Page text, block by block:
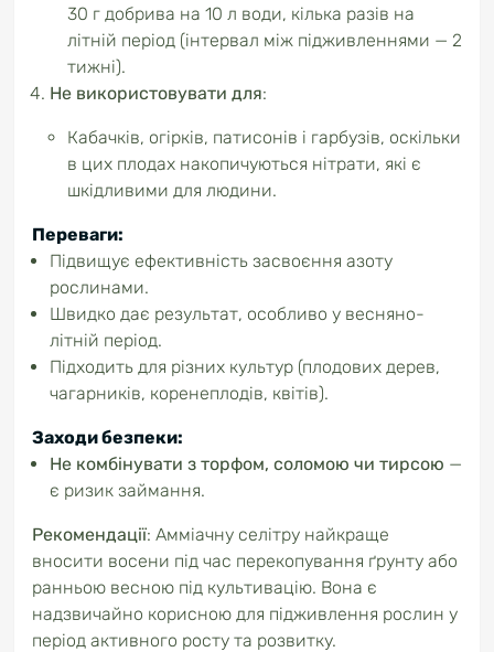
30 г добрива на 10 л води, кілька разів на
літній період (інтервал між підживленнями — 2
тижні).
Не використовувати для:
Кабачків, огірків, патисонів і гарбузів, оскільки
в цих плодах накопичуються нітрати, які є
шкідливими для людини.
Переваги:
Підвищує ефективність засвоєння азоту
рослинами.
Швидко дає результат, особливо у весняно-
літній період.
Підходить для різних культур (плодових дерев,
чагарників, коренеплодів, квітів).
Заходи безпеки:
Не комбінувати з торфом, соломою чи тирсою —
є ризик займання.
Рекомендації: Амміачну селітру найкраще
вносити восени під час перекопування ґрунту або
ранньою весною під культивацію. Вона є
надзвичайно корисною для підживлення рослин у
період активного росту та розвитку.